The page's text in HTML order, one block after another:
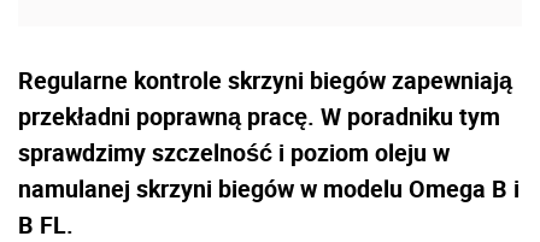
Regularne kontrole skrzyni biegów zapewniają
przekładni poprawną pracę. W poradniku tym
sprawdzimy szczelność i poziom oleju w
namulanej skrzyni biegów w modelu Omega B i
B FL.